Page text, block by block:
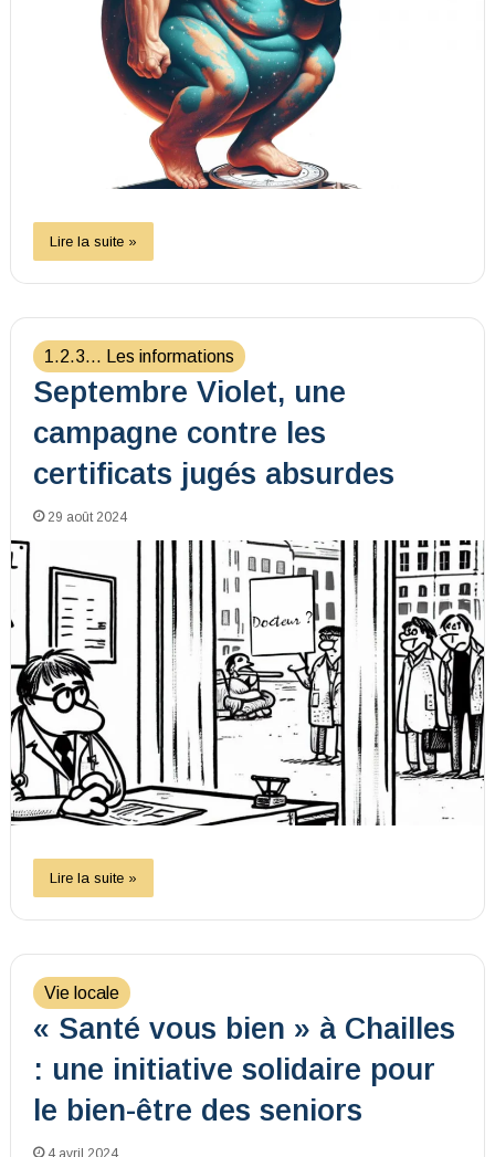
Lire la suite »
1.2.3... Les informations
Septembre Violet, une
campagne contre les
certificats jugés absurdes
29 août 2024
Lire la suite »
Vie locale
« Santé vous bien » à Chailles
: une initiative solidaire pour
le bien-être des seniors
4 avril 2024